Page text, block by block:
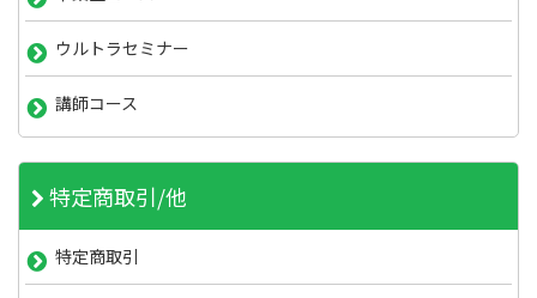
ウルトラセミナー
講師コース
特定商取引/他
特定商取引